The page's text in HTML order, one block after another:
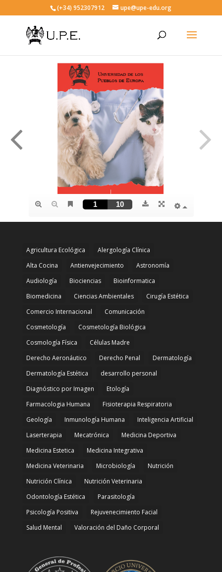
(+34) 952307912 upe@upe-edu.org
Agricultura Ecológica
Alergología Clínica
Alta Cocina
Antienvejecimiento
Astronomía
Audiología
Biociencias
Bioinformatica
Biomedicina
Ciencias Ambientales
Cirugía Estética
Comercio Internacional
Comunicación
Cosmetología
Cosmetología Biológica
Cosmología Física
Células Madre
Derecho Aeronáutico
Derecho Penal
Dermatología
Dermatología Estética
desarrollo personal
Diagnóstico por Imagen
Etología
Farmacologia Humana
Fisioterapia Respiratoria
Geología
Inmunología Humana
Inteligencia Artificial
Laserterapia
Mecatrónica
Medicina Deportiva
Medicina Estetica
Medicina Integrativa
Medicina Veterinaria
Microbiología
Nutrición
Nutrición Clínica
Nutrición Veterinaria
Odontología Estética
Parasitología
Psicología Positiva
Rejuvenecimiento Facial
Salud Mental
Valoración del Daño Corporal